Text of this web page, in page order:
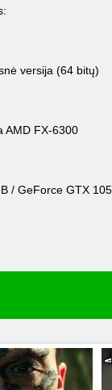
versija (64 bitų)
AMD FX-6300
/ GeForce GTX